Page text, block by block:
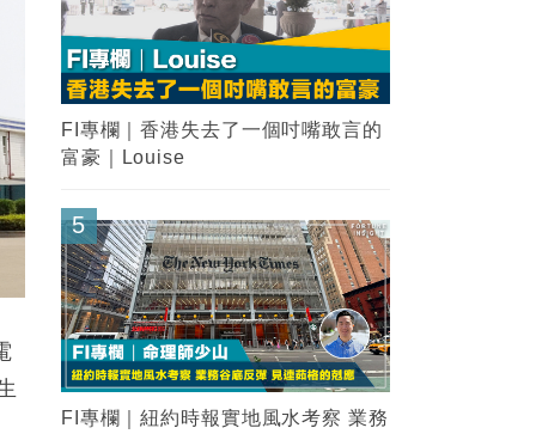
FI專欄｜香港失去了一個吋嘴敢言的
富豪｜Louise
5
FI專欄｜紐約時報實地風水考察 業務